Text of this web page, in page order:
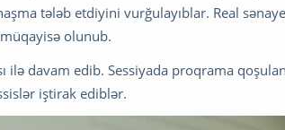
tələb etdiyini vurğulayıblar. Real
olunub.
ilə davam edib. Sessiyada proqrama
iştirak ediblər.